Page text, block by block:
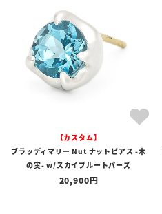
【カスタム】
ブラッディマリー Nut ナットピアス -木
の実- w/スカイブルートパーズ
20,900